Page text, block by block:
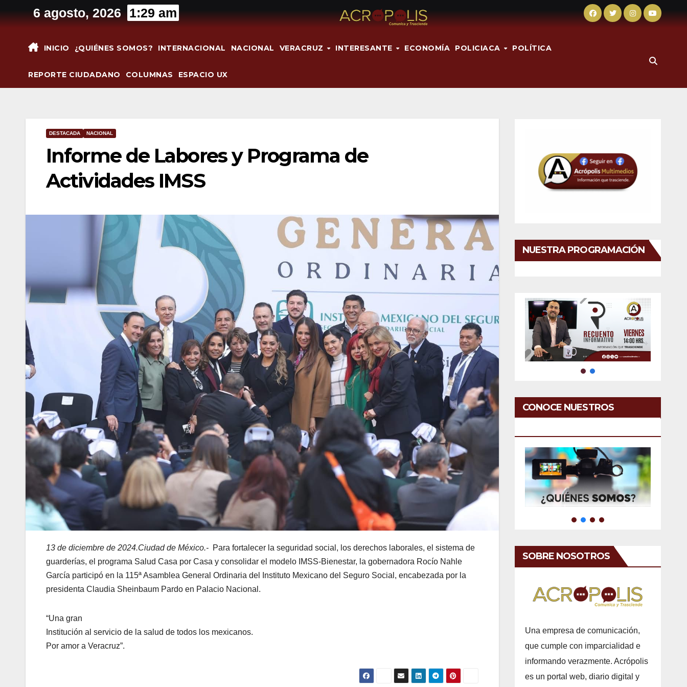
al
6 agosto, 2026 1:29 am
INICIO ¿QUIÉNES SOMOS? INTERNACIONAL NACIONAL VERACRUZ INTERESANTE ECONOMÍA POLICIACA POLÍTICA
REPORTE CIUDADANO COLUMNAS ESPACIO UX
DESTACADA NACIONAL
Informe de Labores y Programa de
Actividades IMSS
13 de diciembre de 2024.Ciudad de México.- Para fortalecer la seguridad social, los derechos laborales, el sistema de
guarderías, el programa Salud Casa por Casa y consolidar el modelo IMSS-Bienestar, la gobernadora Rocío Nahle
García participó en la 115ª Asamblea General Ordinaria del Instituto Mexicano del Seguro Social, encabezada por la
presidenta Claudia Sheinbaum Pardo en Palacio Nacional.
“Una gran
Institución al servicio de la salud de todos los mexicanos.
Por amor a Veracruz”.
NUESTRA PROGRAMACIÓN
CONOCE NUESTROS
SOBRE NOSOTROS
Una empresa de comunicación,
que cumple con imparcialidad e
informando verazmente. Acrópolis
es un portal web, diario digital y